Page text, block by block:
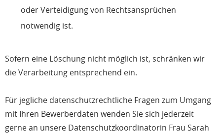
oder Verteidigung von Rechtsansprüchen
notwendig ist.
Sofern eine Löschung nicht möglich ist, schränken wir
die Verarbeitung entsprechend ein.
Für jegliche datenschutzrechtliche Fragen zum Umgang
mit Ihren Bewerberdaten wenden Sie sich jederzeit
gerne an unsere Datenschutzkoordinatorin Frau Sarah